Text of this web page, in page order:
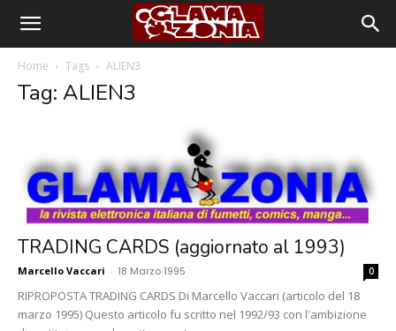
Home Tags ALIEN3
Tag: ALIEN3
TRADING CARDS (aggiornato al 1993)
Marcello Vaccari - 18 Marzo 1995 0
RIPROPOSTA TRADING CARDS Di Marcello Vaccari (articolo del 18
marzo 1995) Questo articolo fu scritto nel 1992/93 con l'ambizione